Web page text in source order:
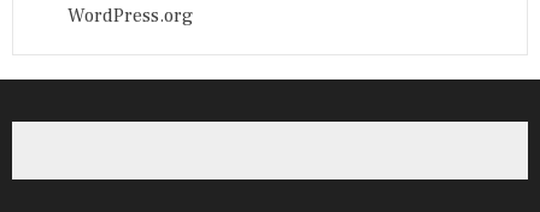
WordPress.org